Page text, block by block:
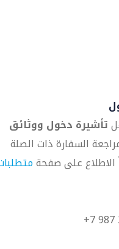
تأشيرة دخول ووثائق
السفارة ذات الصلة
الاطلاع على صفحة